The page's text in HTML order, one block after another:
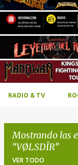
RADIO & TV
Mostrando las
VØLSDÏR
VER TODO